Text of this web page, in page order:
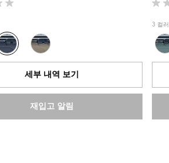
세부 내역 보기
재입고 알림
별
5
개
중
0.0
개
니
3 컬러